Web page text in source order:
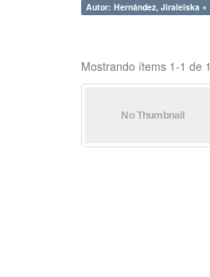
Autor: Hernández, Jiraleiska ×
Mostrando ítems 1-1 de 1